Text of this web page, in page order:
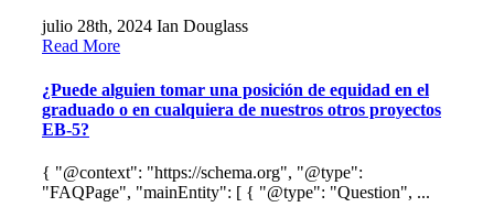
julio 28th, 2024 Ian Douglass
Read More
¿Puede alguien tomar una posición de equidad en el
graduado o en cualquiera de nuestros otros proyectos
EB-5?
{ "@context": "https://schema.org", "@type":
"FAQPage", "mainEntity": [ { "@type": "Question", ...